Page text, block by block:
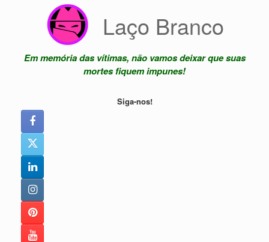
Laço Branco
Em memória das vítimas, não vamos deixar que suas
mortes fiquem impunes!
Siga-nos!